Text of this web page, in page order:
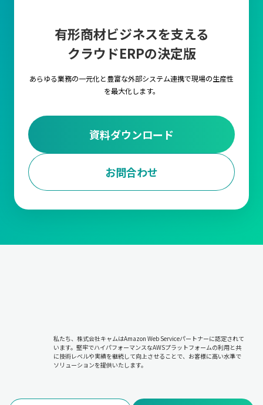
有形商材ビジネスを支える
クラウドERPの決定版
あらゆる業務の一元化と豊富な外部システム連携で現場の生産性
を最大化します。
資料ダウンロード
お問合わせ
私たち、株式会社キャムはAmazon Web Serviceパートナーに認定されて
います。堅牢でハイパフォーマンスなAWSプラットフォームの利用と共
に技術レベルや実績を継続して向上させることで、お客様に高い水準で
ソリューションを提供いたします。